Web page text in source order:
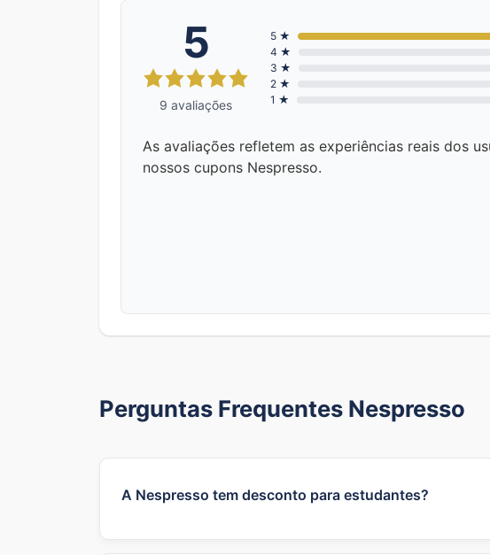
5
9 avaliações
5 ★
4 ★
3 ★
2 ★
1 ★
As avaliações refletem as experiências reais dos
nossos cupons Nespresso.
Perguntas Frequentes Nespresso
A Nespresso tem desconto para estudantes?
promoções e montantes variam por época e